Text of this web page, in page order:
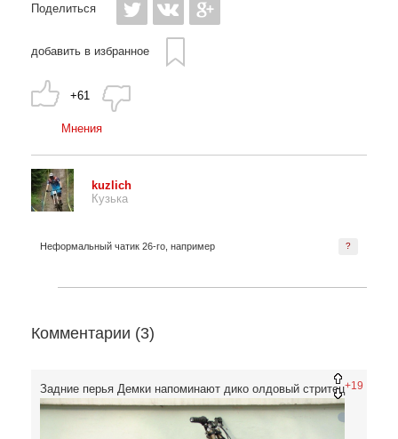
Поделиться
добавить в избранное
+61
Мнения
kuzlich
Кузька
?
Неформальный чатик 26-го, например
Комментарии (3)
+19
Задние перья Демки напоминают дико олдовый стритец